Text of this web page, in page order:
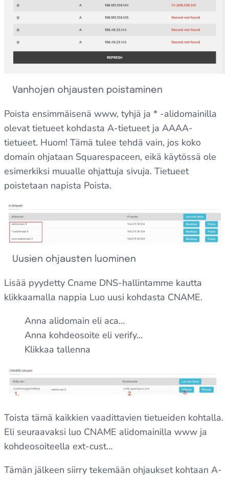
Vanhojen ohjausten poistaminen
Poista ensimmäisenä www, tyhjä ja * -alidomainilla
olevat tietueet kohdasta A-tietueet ja AAAA-
tietueet. Huom! Tämä tulee tehdä vain, jos koko
domain ohjataan Squarespaceen, eikä käytössä ole
esimerkiksi muualle ohjattuja sivuja. Tietueet
poistetaan napista Poista.
Uusien ohjausten luominen
Lisää pyydetty Cname DNS-hallintamme kautta
klikkaamalla nappia Luo uusi kohdasta CNAME.
Anna alidomain eli aca…
Anna kohdeosoite eli verify…
Klikkaa tallenna
Toista tämä kaikkien vaadittavien tietueiden kohtalla.
Eli seuraavaksi luo CNAME alidomainilla www ja
kohdeosoiteella ext-cust…
Tämän jälkeen siirry tekemään ohjaukset kohtaan A-